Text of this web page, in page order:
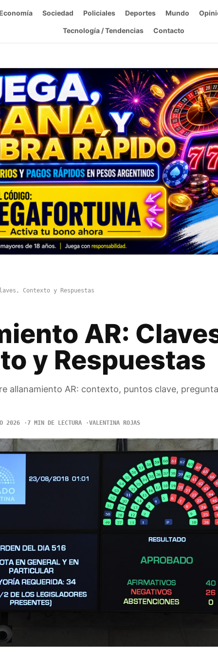
Sociedad Policiales Deportes Mundo
Tecnología / Tendencias Contacto
Contexto y Respuestas
AR:
y Respuestas
allanamiento AR: contexto, puntos clave,
2026 7 MIN DE LECTURA VALENTINA ROJAS